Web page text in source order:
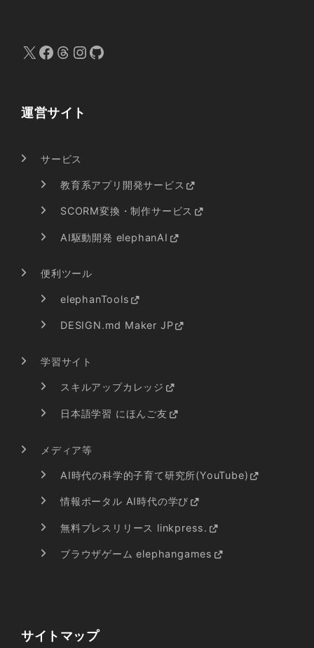
X Facebook Threads InstagramGitHub
運営サイト
サービス
教育系アプリ開発サービス
SCORM変換・制作サービス
AI駆動開発 elephanAI
便利ツール
elephanTools
DESIGN.md Maker JP
学習サイト
スキルアップカレッジ
日本語学習 にほんご友
メディア等
AI時代の科学的子育て研究所(YouTube)
情報ポータル AI時代の学び
無料プレスリリース linkpress.
ブラウザゲーム elephangames
サイトマップ